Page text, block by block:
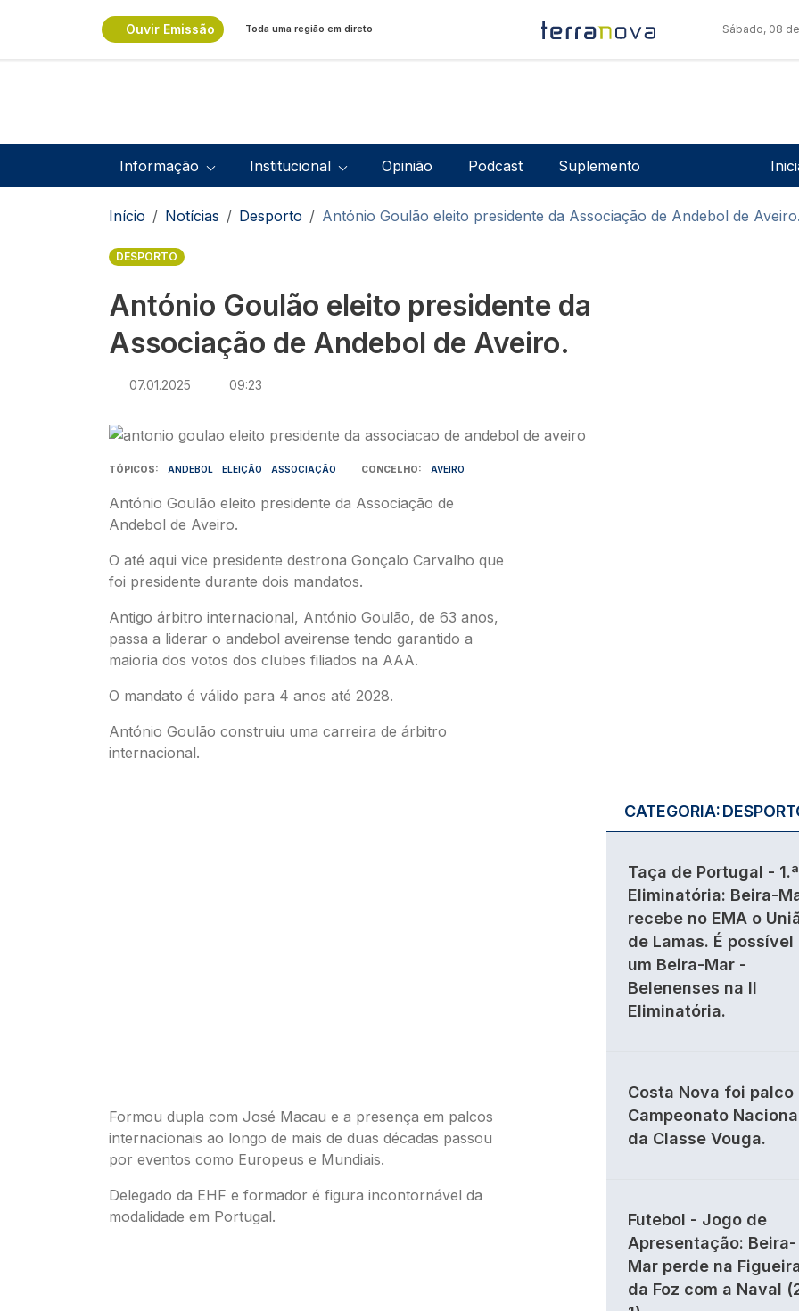
Ouvir Emissão Toda uma região em direto Sábado, 08
Navegação principal
Informação Institucional Opinião Podcast Suplemento
Navegação estrutural
Início Notícias Desporto António Goulão eleito presidente da Associação de Andebol de Aveiro.
DESPORTO
António Goulão eleito presidente da
Associação de Andebol de Aveiro.
07.01.2025 09:23
Imagem
TÓPICOS ANDEBOL ELEIÇÃO ASSOCIAÇÃO CONCELHO AVEIRO
António Goulão eleito presidente da Associação de
Andebol de Aveiro.
O até aqui vice presidente destrona Gonçalo Carvalho que
foi presidente durante dois mandatos.
Antigo árbitro internacional, António Goulão, de 63 anos,
passa a liderar o andebol aveirense tendo garantido a
maioria dos votos dos clubes filiados na AAA.
O mandato é válido para 4 anos até 2028.
António Goulão construiu uma carreira de árbitro
internacional.
Formou dupla com José Macau e a presença em palcos
internacionais ao longo de mais de duas décadas passou
por eventos como Europeus e Mundiais.
Delegado da EHF e formador é figura incontornável da
modalidade em Portugal.
CATEGORIA:
Taça de Portugal - 1.ª
Eliminatória: Beira-
recebe no EMA o
de Lamas. É possível
um Beira-Mar -
Belenenses na II
Eliminatória.
Costa Nova foi palco
Campeonato
da Classe Vouga.
Futebol - Jogo de
Apresentação: Beira-
Mar perde na
da Foz com a Naval